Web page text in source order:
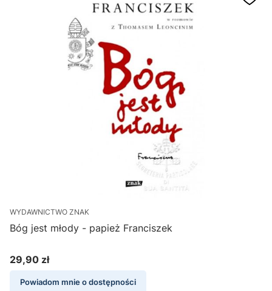
WYDAWNICTWO ZNAK
Bóg jest młody - papież Franciszek
Cena
29,90 zł
Powiadom mnie o dostępności